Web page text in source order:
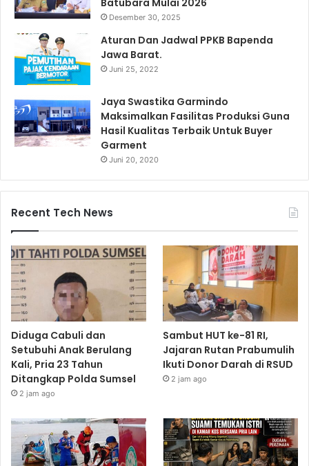
Desember 30, 2025
Aturan Dan Jadwal PPKB Bapenda
Jawa Barat.
Juni 25, 2022
Jaya Swastika Garmindo
Maksimalkan Fasilitas Produksi Guna
Hasil Kualitas Terbaik Untuk Buyer
Garment
Juni 20, 2020
Recent Tech News
Diduga Cabuli dan
Setubuhi Anak Berulang
Kali, Pria 23 Tahun
Ditangkap Polda Sumsel
2 jam ago
Sambut HUT ke-81 RI,
Jajaran Rutan Prabumulih
Ikuti Donor Darah di RSUD
2 jam ago